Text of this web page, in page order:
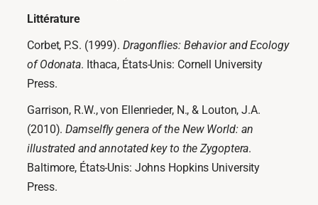
Littérature
Corbet, P.S. (1999). Dragonflies: Behavior and Ecology
of Odonata. Ithaca, États-Unis: Cornell University
Press.
Garrison, R.W., von Ellenrieder, N., & Louton, J.A.
(2010).Damselfly genera of the New World: an
illustrated and annotated key to the Zygoptera.
Baltimore, États-Unis: Johns Hopkins University
Press.